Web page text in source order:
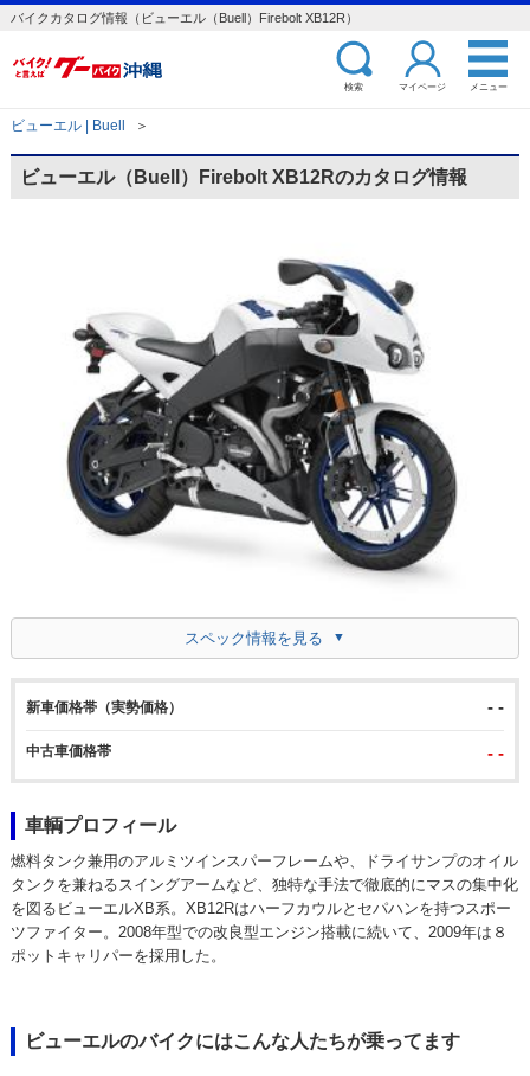
バイクカタログ情報（ビューエル（Buell）Firebolt XB12R）
検索 マイページ メニュー
ビューエル | Buell ＞
ビューエル（Buell）Firebolt XB12Rのカタログ情報
スペック情報を見る
新車価格帯（実勢価格） - -
中古車価格帯 - -
車輌プロフィール
燃料タンク兼用のアルミツインスパーフレームや、ドライサンプのオイル
タンクを兼ねるスイングアームなど、独特な手法で徹底的にマスの集中化
を図るビューエルXB系。XB12Rはハーフカウルとセパハンを持つスポー
ツファイター。2008年型での改良型エンジン搭載に続いて、2009年は８
ポットキャリパーを採用した。
ビューエルのバイクにはこんな人たちが乗ってます